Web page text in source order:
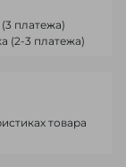
платежа)
(2-3 платежа)
товара